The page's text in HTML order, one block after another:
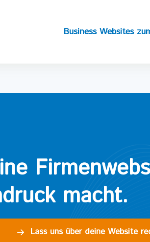
Business Websites
macht.
Lass uns über deine Website